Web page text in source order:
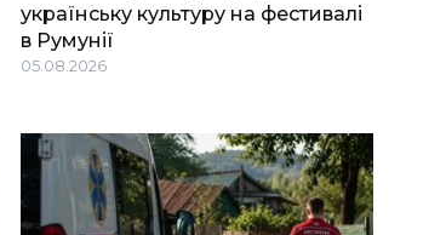
українську культуру на фестивалі
в Румунії
05.08.2026